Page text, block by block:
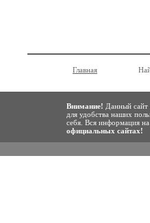
Главная
Внимание! Данный сайт
для удобства наших
себя. Вся информация
официальных сайтах!